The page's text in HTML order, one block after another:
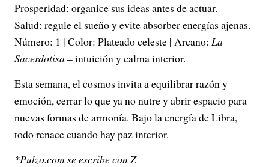
Prosperidad: organice sus ideas antes de actuar.
Salud: regule el sueño y evite absorber energías ajenas.
Número: 1 | Color: Plateado celeste | Arcano: La
Sacerdotisa– intuición y calma interior.
Esta semana, el cosmos invita a equilibrar razón y
emoción, cerrar lo que ya no nutre y abrir espacio para
nuevas formas de armonía. Bajo la energía de Libra,
todo renace cuando hay paz interior.
*Pulzo.com se escribe con Z